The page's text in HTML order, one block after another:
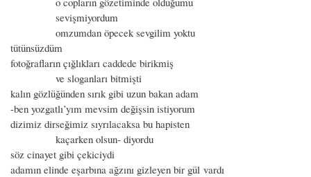
sevişmiyordum
omzumdan öpecek sevgilim yoktu
tütünsüzdüm
fotoğrafların çığlıkları caddede birikmiş
ve sloganları bitmişti
kalın gözlüğünden sırık gibi uzun bakan adam
-ben yozgatlı’yım mevsim değişsin istiyorum
dizimiz dirseğimiz sıyrılacaksa bu hapisten
kaçarken olsun- diyordu
söz cinayet gibi çekiciydi
adamın elinde eşarbına ağzını gizleyen bir gül vardı